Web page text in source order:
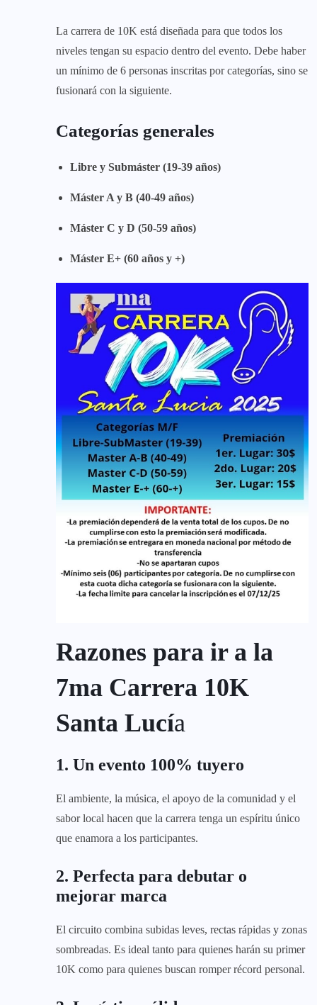
La carrera de 10K está diseñada para que todos los
niveles tengan su espacio dentro del evento. Debe haber
un mínimo de 6 personas inscritas por categorías, sino se
fusionará con la siguiente.
Categorías generales
Libre y Submáster (19-39 años)
Máster A y B (40-49 años)
Máster C y D (50-59 años)
Máster E+ (60 años y +)
Razones para ir a la
7ma Carrera 10K
Santa Lucía
1. Un evento 100% tuyero
El ambiente, la música, el apoyo de la comunidad y el
sabor local hacen que la carrera tenga un espíritu único
que enamora a los participantes.
2. Perfecta para debutar o
mejorar marca
El circuito combina subidas leves, rectas rápidas y zonas
sombreadas. Es ideal tanto para quienes harán su primer
10K como para quienes buscan romper récord personal.